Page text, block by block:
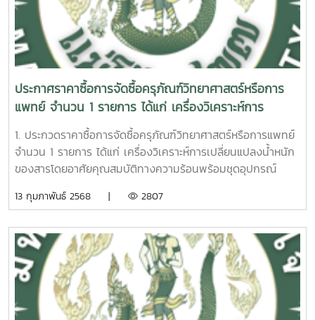
ประกาศราคาซื้อการจัดซื้อครุภัณฑ์วิทยาศาสตร์หรือการ
แพทย์ จำนวน 1 รายการ ได้แก่ เครื่องวิเคราะห์การ
เปลี่ยนแปลงน้ำหนักของสารโดยอาศัยคุณสมบัติทางความ
ร้อนพร้อมชุดอุปกรณ์วิเคราะห์ด้วยแสงอินฟราเรด จำนวน
1 ชุด ด้วยวิธีประกวดราคาอิเล็กทรอนิกส์ (e-bidding)
1. ประกวดราคาซื้อการจัดซื้อครุภัณฑ์วิทยาศาสตร์หรือการแพทย์
จำนวน 1 รายการ ได้แก่ เครื่องวิเคราะห์การเปลี่ยนแปลงน้ำหนัก
ของสารโดยอาศัยคุณสมบัติทางความร้อนพร้อมชุดอุปกรณ์
อิเล็กทรอนิกส์ (e-bidding) 2. เอกสารประกวดราคาซื้อด้วยวิธี
13 กุมภาพันธ์ 2568 | 2807